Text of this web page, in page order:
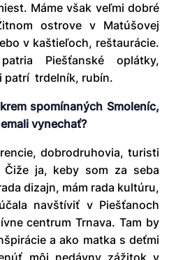
Máme však veľmi dobré
ostrove v Matúšovej
v kaštieľoch, reštaurácie.
Piešťanské oplátky,
patrí trdelník, rubín.
spomínaných Smoleníc,
vynechať?
dobrodruhovia, turisti
Čiže ja, keby som za seba
dizajn, mám rada kultúru,
navštíviť v Piešťanoch
centrum Trnava. Tam by
a ako matka s deťmi